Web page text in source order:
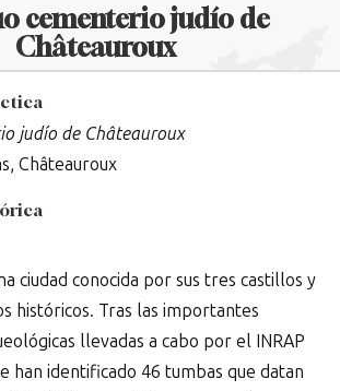
cementerio judío de
Châteauroux
judío de Châteauroux
Châteauroux
ciudad conocida por sus tres castillos y
históricos. Tras las importantes
llevadas a cabo por el INRAP
han identificado 46 tumbas que datan